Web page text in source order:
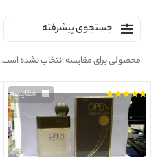
جستجوی پیشرفته
محصولی برای مقایسه انتخاب نشده است.
مقایسه